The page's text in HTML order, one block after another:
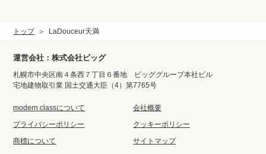
トップ LaDouceur天満
運営会社：株式会社ビッグ
札幌市中央区南４条西７丁目６番地 ビッググループ本社ビル
宅地建物取引業 国土交通大臣（4）第7765号
modern classについて
会社概要
プライバシーポリシー
クッキーポリシー
商標について
サイトマップ